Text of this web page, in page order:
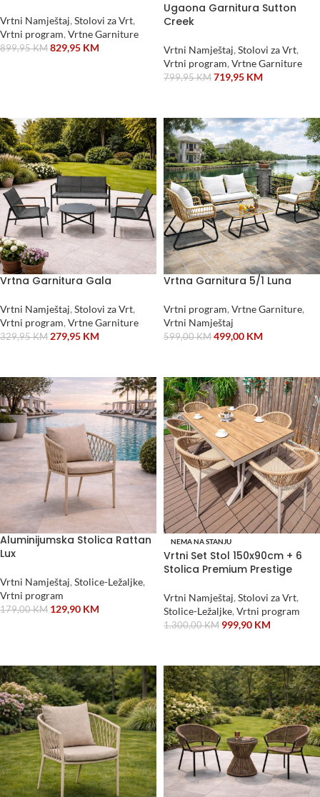
Vrtni Namještaj, Stolovi za Vrt,
Vrtni program, Vrtne Garniture
899,95KM 829,95 KM
Ugaona Garnitura Sutton
Creek
Vrtni Namještaj, Stolovi za Vrt,
Vrtni program, Vrtne Garniture
799,95KM 719,95 KM
Vrtna Garnitura Gala
Vrtni Namještaj, Stolovi za Vrt,
Vrtni program, Vrtne Garniture
329,95KM 279,95 KM
Vrtna Garnitura 5/1 Luna
Vrtni program, Vrtne Garniture,
Vrtni Namještaj
599,00KM 499,00 KM
Aluminijumska Stolica Rattan
Lux
Vrtni Namještaj, Stolice-Ležaljke,
Vrtni program
179,00KM 129,90 KM
NEMA NA STANJU
Vrtni Set Stol 150x90cm + 6
Stolica Premium Prestige
Vrtni Namještaj, Stolovi za Vrt,
Stolice-Ležaljke, Vrtni program
1.300,00KM 999,90 KM